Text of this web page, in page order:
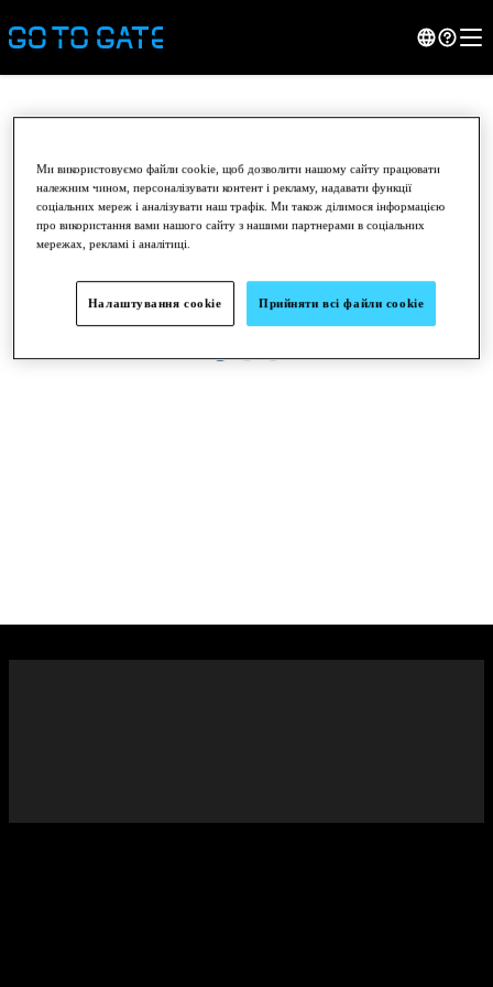
●●●
Ми використовуємо файли cookie, щоб дозволити нашому сайту працювати
належним чином, персоналізувати контент і рекламу, надавати функції
соціальних мереж і аналізувати наш трафік. Ми також ділимося інформацією
про використання вами нашого сайту з нашими партнерами в соціальних
мережах, рекламі і аналітиці.
Прийняти всі файли сookie
Налаштування cookie